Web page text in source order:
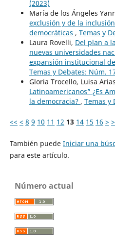
(2023)
María de los Ángeles
exclusión y de la
democráticas , Temas y
Laura Rovelli, Del plan a
nuevas universidades
expansión institucional
Temas y Debates: Núm.
Gloria Trocello, Luisa
Latinoamericanos” ¿Es
la democracia? , Temas y
<< < 8 9 10 11 12 13 14 15 16 >
También puede Iniciar una
para este artículo.
Número actual